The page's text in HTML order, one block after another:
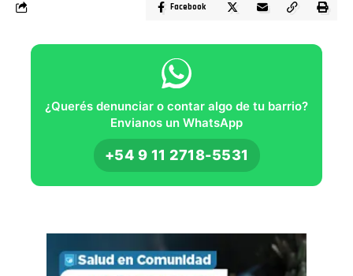
Facebook
¿Querés denunciar o contar algo de tu barrio?
Envianos un WhatsApp
+54 9 11 2718-5531